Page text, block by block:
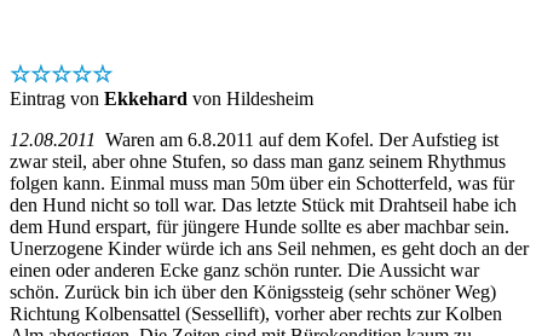
☆☆☆☆☆
Eintrag von Ekkehard von Hildesheim
12.08.2011 Waren am 6.8.2011 auf dem Kofel. Der Aufstieg ist
zwar steil, aber ohne Stufen, so dass man ganz seinem Rhythmus
folgen kann. Einmal muss man 50m über ein Schotterfeld, was für
den Hund nicht so toll war. Das letzte Stück mit Drahtseil habe ich
dem Hund erspart, für jüngere Hunde sollte es aber machbar sein.
Unerzogene Kinder würde ich ans Seil nehmen, es geht doch an der
einen oder anderen Ecke ganz schön runter. Die Aussicht war
schön. Zurück bin ich über den Königssteig (sehr schöner Weg)
Richtung Kolbensattel (Sessellift), vorher aber rechts zur Kolben